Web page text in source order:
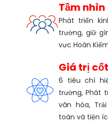
Tầm nhìn
Phát triển
trường, giữ
vực Hoàn
Giá trị
6 tiêu chí
trường, Phát
văn hóa,
toàn và tiện